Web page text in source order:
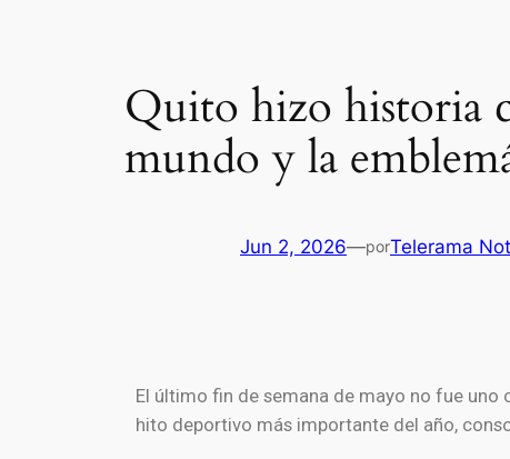
Quito hizo historia
mundo y la
Jun 2, 2026—porTelerama
El último fin de semana de mayo no fue
hito deportivo más importante del año,